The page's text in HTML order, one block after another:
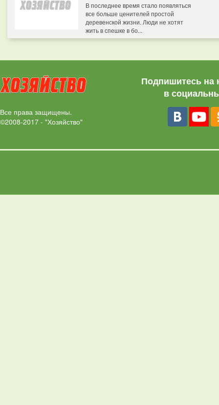
В последнее время стало появляться
все больше ценителей простой
деревенской жизни. Люди не хотят
жить в спешке в бо...
Все права защищены.
©2008-2017 - "Хозяйство"
Подпишитесь на
в